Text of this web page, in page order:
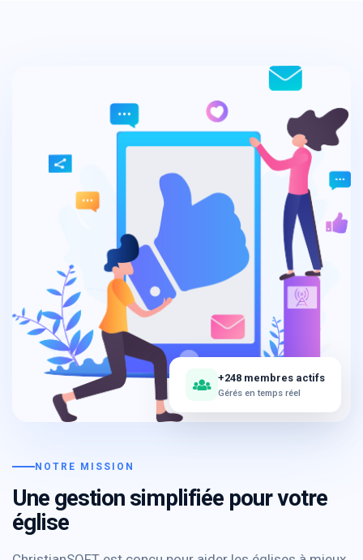
+248 membres actifs
Gérés en temps réel
NOTRE MISSION
Une gestion simplifiée pour votre
église